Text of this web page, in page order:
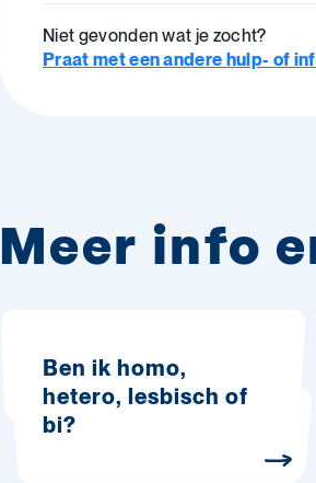
Niet gevonden wat je zocht?
Praat met een andere hulp- of
Meer info
Ben ik homo,
hetero, lesbisch of
bi?